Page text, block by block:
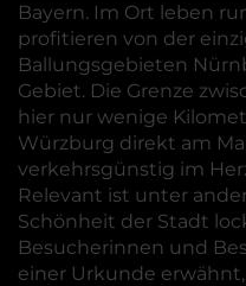
Bayern. Im Ort leben
profitieren von der
Ballungsgebieten
Gebiet. Die Grenze
hier nur wenige
Würzburg direkt am
verkehrsgünstig im
Relevant ist unter
Schönheit der Stadt
Besucherinnen und
einer Urkunde